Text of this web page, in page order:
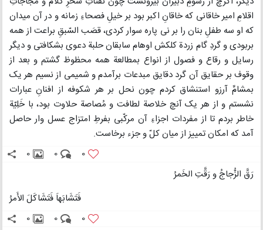
اقلامِ امیر خاقانی که خاقانِ اکبر بود بر خیلِ فصحاءِ زمانه و در آن میدان
که او سه طفلِ بنان را بر نی پاره سوار کردی، قصَب السّبقِ براعت از همه
بربودی و گردِ گام زردة کلکش اوهام سابقان حلبة دعوی بشکافتی و دیگر
رسایل و رقاع و فصول از انواع بمطالعة همه محظوظ گشتم و بعد از
وقوف بر حقایق آن گرد دقایق مبدعات برآمدم و شمیمی از نسیم هر یک
بمشامِّ آرزو استنشاق کردم چون نحل بر هر شکوفه از افنانِ عبارات
نشستم و از هر یک آنچ خلاصة لطافت و مُصاصة حلاوت بود، با خَلِیّة
خاطر بردم تا از مفردات اجزاءِ آن مرکّبی بفرطِ امتزاج عسل وار حاصل
آمد که امکان تمییز از میان کلّ و جزء برخاست.
0
0
0
رَقَّ الزُّجاجُ و رَقَّتِ الخَمرُ
فَتَشَابَهاَ فَتَشَاکَلَ الأَمرُ
0
0
0